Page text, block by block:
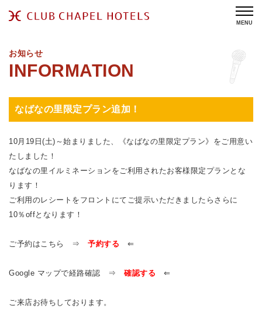
MENU
お知らせ
なばなの里限定プラン追加！
10月19日(土)～始まりました、《なばなの里限定プラン》をご用意い
たしました！
なばなの里イルミネーションをご利用されたお客様限定プランとな
ります！
ご利用のレシートをフロントにてご提示いただきましたらさらに
10％offとなります！
ご予約はこちら ⇒ 予約する ⇐
Google マップで経路確認 ⇒ 確認する ⇐
ご来店お待ちしております。